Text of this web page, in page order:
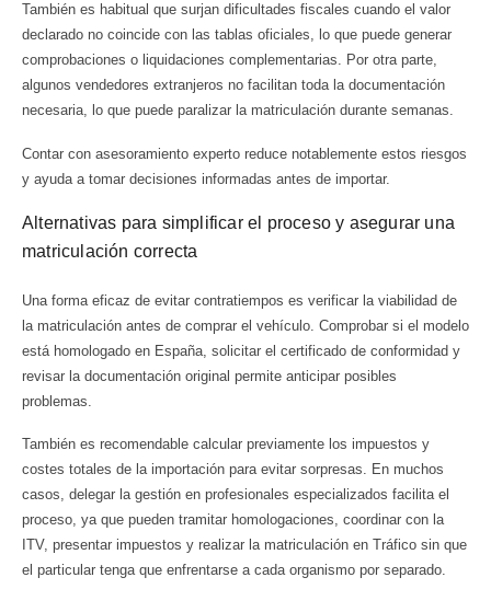
También es habitual que surjan dificultades fiscales cuando el valor
declarado no coincide con las tablas oficiales, lo que puede generar
comprobaciones o liquidaciones complementarias. Por otra parte,
algunos vendedores extranjeros no facilitan toda la documentación
necesaria, lo que puede paralizar la matriculación durante semanas.
Contar con asesoramiento experto reduce notablemente estos riesgos
y ayuda a tomar decisiones informadas antes de importar.
Alternativas para simplificar el proceso y asegurar una
matriculación correcta
Una forma eficaz de evitar contratiempos es verificar la viabilidad de
la matriculación antes de comprar el vehículo. Comprobar si el modelo
está homologado en España, solicitar el certificado de conformidad y
revisar la documentación original permite anticipar posibles
problemas.
También es recomendable calcular previamente los impuestos y
costes totales de la importación para evitar sorpresas. En muchos
casos, delegar la gestión en profesionales especializados facilita el
proceso, ya que pueden tramitar homologaciones, coordinar con la
ITV, presentar impuestos y realizar la matriculación en Tráfico sin que
el particular tenga que enfrentarse a cada organismo por separado.